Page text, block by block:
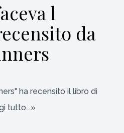
l
da
ha recensito il libro di
tutto...»